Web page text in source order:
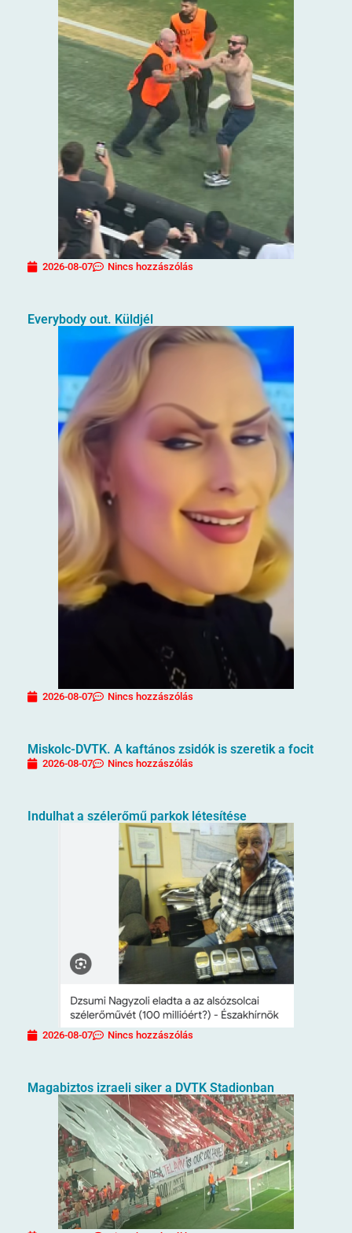
2026-08-07 Nincs hozzászólás
Everybody out. Küldjél
2026-08-07 Nincs hozzászólás
Miskolc-DVTK. A kaftános zsidók is szeretik a focit
2026-08-07 Nincs hozzászólás
Indulhat a szélerőmű parkok létesítése
2026-08-07 Nincs hozzászólás
Magabiztos izraeli siker a DVTK Stadionban